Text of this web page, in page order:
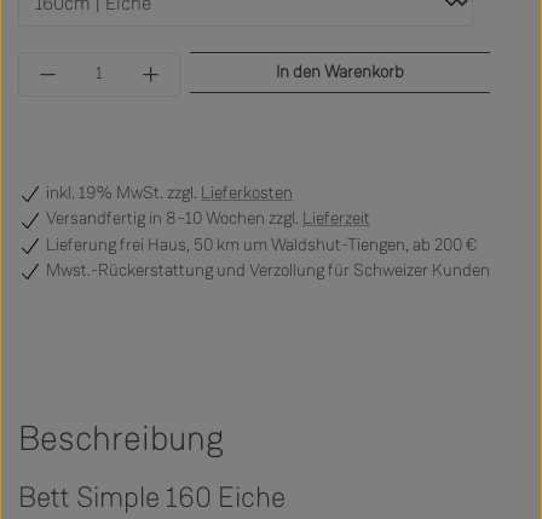
Produkt Anzahl: Gib den gewünschten Wert
In den Warenkorb
inkl. 19% MwSt. zzgl. Lieferkosten
Versandfertig in 8–10 Wochen zzgl. Lieferzeit
Lieferung frei Haus, 50 km um Waldshut-Tiengen, ab 200 €
Mwst.-Rückerstattung und Verzollung für Schweizer Kunden
Beschreibung
Bett Simple 160 Eiche